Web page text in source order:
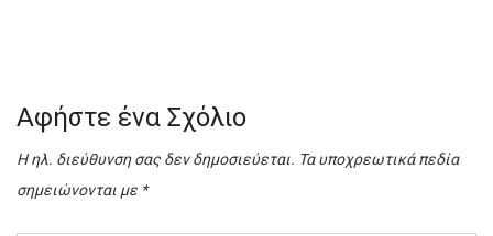
Αφήστε ένα Σχόλιο
Η ηλ. διεύθυνση σας δεν δημοσιεύεται. Τα υποχρεωτικά πεδία
σημειώνονται με *